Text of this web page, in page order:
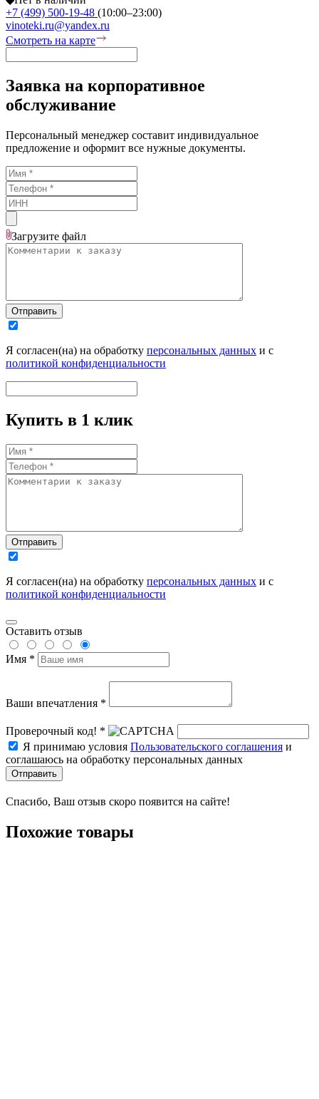
+7 (499) 500-19-48 (10:00–23:00)
vinoteki.ru@yandex.ru
Смотреть на карте
Заявка на корпоративное
обслуживание
Персональный менеджер составит индивидуальное
предложение и оформит все нужные документы.
Загрузите файл
Отправить
Я согласен(на) на обработку персональных данных и с
политикой конфиденциальности
Купить в 1 клик
Отправить
Я согласен(на) на обработку персональных данных и с
политикой конфиденциальности
Оставить отзыв
Имя *
Ваши впечатления *
Проверочный код! *
Я принимаю условия Пользовательского соглашения и
соглашаюсь на обработку персональных данных
Отправить
Спасибо, Ваш отзыв скоро появится на сайте!
Похожие товары